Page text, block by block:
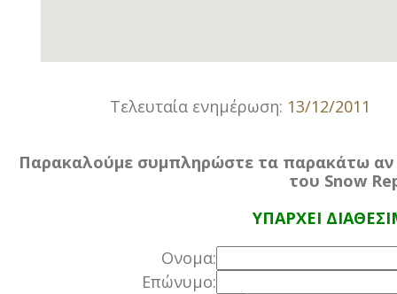
Τελευταία ενημέρωση: 13/12/2011
Παρακαλούμε συμπληρώστε τα παρακάτω αν
του Snow
ΥΠΑΡΧΕΙ
Ονομα:
Επώνυμο: